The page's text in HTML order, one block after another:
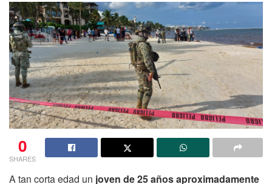
0
SHARES
A tan corta edad un joven de 25 años aproximadamente